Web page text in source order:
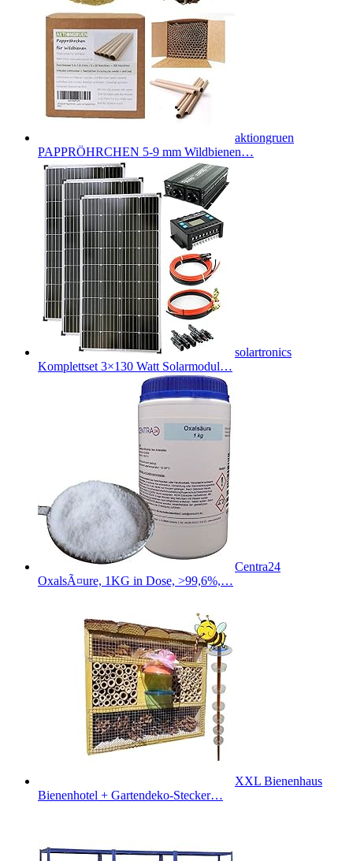
aktiongruen
PAPPRÖHRCHEN 5-9 mm Wildbienen…
solartronics
Komplettset 3×130 Watt Solarmodul…
Centra24
OxalsÃ¤ure, 1KG in Dose, >99,6%,…
XXL Bienenhaus
Bienenhotel + Gartendeko-Stecker…